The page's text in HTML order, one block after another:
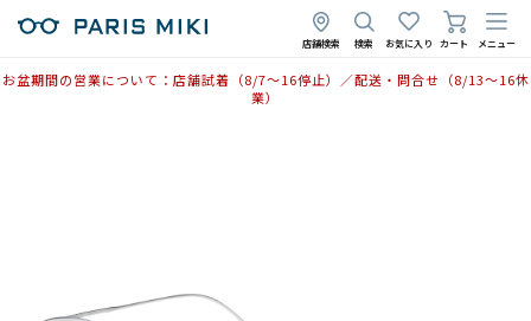
店舗検索 検索 お気に入り カート メニュー
お盆期間の営業について：店舗試着（8/7〜16停止）／配送・問合せ（8/13〜16休
業）